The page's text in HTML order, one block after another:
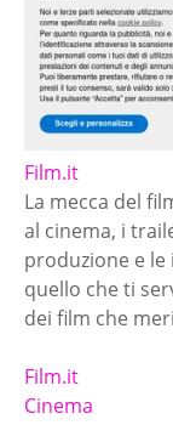
Film.it
La mecca del
al cinema, i
produzione e
quello che ti
dei film che
Film.it
Cinema